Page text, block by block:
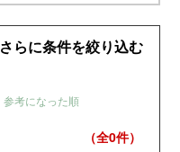
さらに条件を絞り込む
参考になった順
（全0件）